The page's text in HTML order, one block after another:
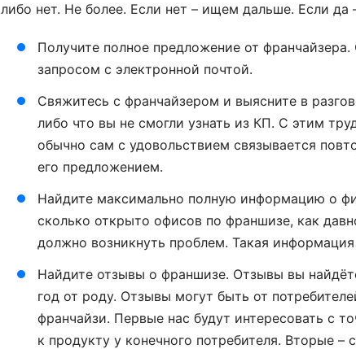
либо нет. Не более. Если нет – ищем дальше. Если
Получите полное предложение от
запросом с электронной почтой.
Свяжитесь с франчайзером и выясните в
либо что вы не смогли узнать из КП. С этим
обычно сам с удовольствием связывается
его предложением.
Найдите максимально полную информацию о
сколько открыто офисов по франшизе, как
должно возникнуть проблем. Такая информация
Найдите отзывы о франшизе. Отзывы вы
год от роду. Отзывы могут быть от
франчайзи. Первые нас будут интересовать с
к продукту у конечного потребителя. Вторые –